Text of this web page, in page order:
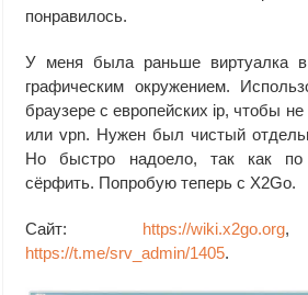
понравилось.
У меня была раньше виртуалка
графическим окружением.
браузере с европейских ip, чтобы
или vpn. Нужен был чистый
Но быстро надоело, так как по
сёрфить. Попробую теперь с X2Go.
Сайт: https://wiki.x2go.org,
https://t.me/srv_admin/1405.